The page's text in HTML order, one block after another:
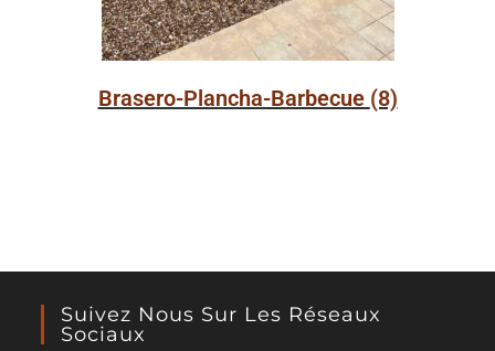
Brasero-Plancha-Barbecue (8)
Suivez Nous Sur Les Réseaux
Sociaux